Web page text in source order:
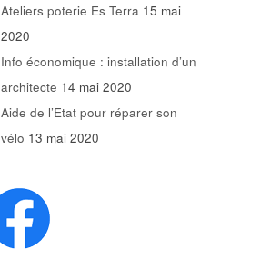
Ateliers poterie Es Terra 15 mai
2020
Info économique : installation d’un
architecte 14 mai 2020
Aide de l’Etat pour réparer son
vélo 13 mai 2020